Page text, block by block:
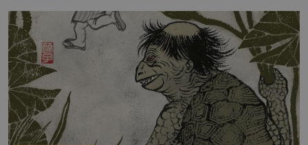
v Borneu na jihovýchodě Asie si předávají příběhy
o podivném tvoru, kt